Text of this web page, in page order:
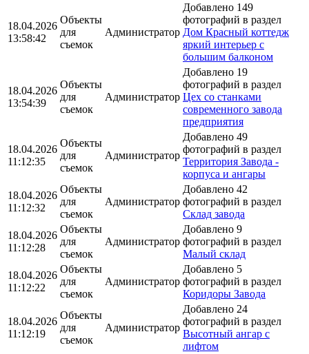
18.04.2026
13:58:42
Объекты
для
съемок
Администратор
Добавлено 149
фотографий в раздел
Дом Красный коттедж
яркий интерьер с
большим балконом
18.04.2026
13:54:39
Объекты
для
съемок
Администратор
Добавлено 19
фотографий в раздел
Цех со станками
современного завода
предприятия
18.04.2026
11:12:35
Объекты
для
съемок
Администратор
Добавлено 49
фотографий в раздел
Территория Завода -
корпуса и ангары
18.04.2026
11:12:32
Объекты
для
съемок
Администратор
Добавлено 42
фотографий в раздел
Склад завода
18.04.2026
11:12:28
Объекты
для
съемок
Администратор
Добавлено 9
фотографий в раздел
Малый склад
18.04.2026
11:12:22
Объекты
для
съемок
Администратор
Добавлено 5
фотографий в раздел
Коридоры Завода
18.04.2026
11:12:19
Объекты
для
съемок
Администратор
Добавлено 24
фотографий в раздел
Высотный ангар с
лифтом